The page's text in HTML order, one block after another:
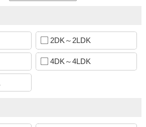
2DK～2LDK
4DK～4LDK